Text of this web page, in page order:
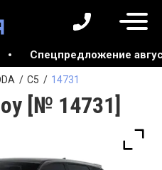
Спецпредложение августа!
C5 14731
[№ 14731]